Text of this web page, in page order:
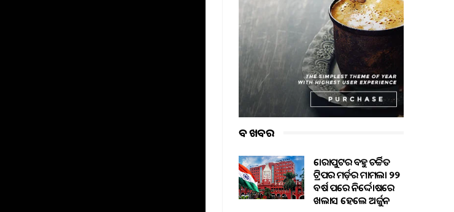
ବଡ ଖବର
କୋରାପୁଟର ବହୁ ଚର୍ଚ୍ଚିତ
ଟ୍ରିପର ମର୍ଡ଼ର ମାମଲା ୨୨
ବର୍ଷ ପରେ ନିର୍ଦ୍ଦୋଷରେ
ଖଲାସ ହେଲେ ଅର୍ଜୁନ